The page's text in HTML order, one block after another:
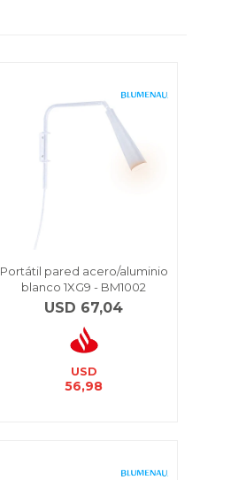
Portátil pared acero/aluminio
blanco 1XG9 - BM1002
USD 67,04
USD
56,98